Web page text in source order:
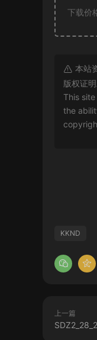
下载价
本站
版权证
This
the
KKND
上一篇
SDZ2_28_2